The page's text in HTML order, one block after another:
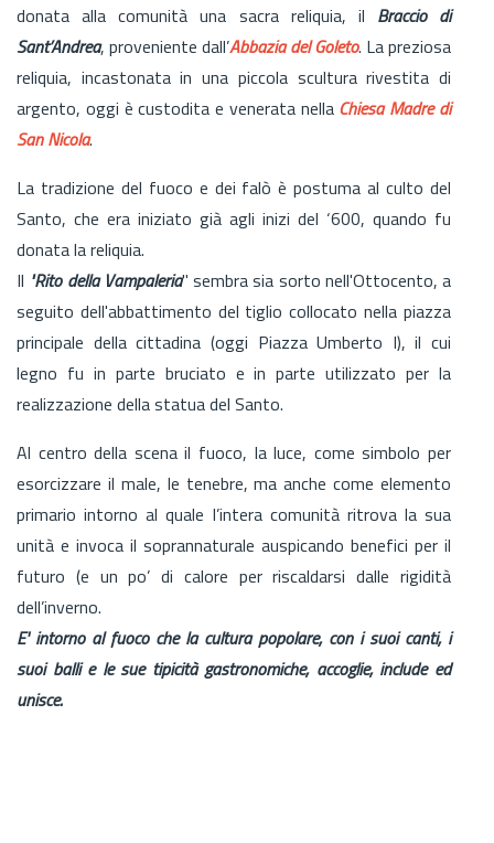
donata alla comunità una sacra reliquia, il Braccio di
Sant’Andrea, proveniente dall’Abbazia del Goleto. La preziosa
reliquia, incastonata in una piccola scultura rivestita di
argento, oggi è custodita e venerata nella Chiesa Madre di
San Nicola.
La tradizione del fuoco e dei falò è postuma al culto del
Santo, che era iniziato già agli inizi del ‘600, quando fu
donata la reliquia.
Il "Rito della Vampaleria" sembra sia sorto nell'Ottocento, a
seguito dell'abbattimento del tiglio collocato nella piazza
principale della cittadina (oggi Piazza Umberto I), il cui
legno fu in parte bruciato e in parte utilizzato per la
realizzazione della statua del Santo.
Al centro della scena il fuoco, la luce, come simbolo per
esorcizzare il male, le tenebre, ma anche come elemento
primario intorno al quale l’intera comunità ritrova la sua
unità e invoca il soprannaturale auspicando benefici per il
futuro (e un po’ di calore per riscaldarsi dalle rigidità
dell’inverno.
E' intorno al fuoco che la cultura popolare, con i suoi canti, i
suoi balli e le sue tipicità gastronomiche, accoglie, include ed
unisce.